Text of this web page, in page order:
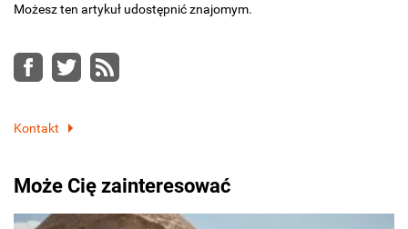
Możesz ten artykuł udostępnić znajomym.
Facebook
Twitter
RSS
Kontakt
Może Cię zainteresować